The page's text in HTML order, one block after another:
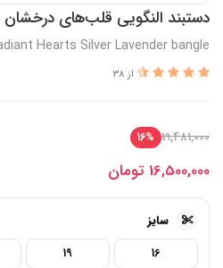
دستبند النگویی قلب‌های درخشان
Hearts Silver Lavender bangle
از 38
19,481,000
16%
16,500,000 تومان
سایز
16
19